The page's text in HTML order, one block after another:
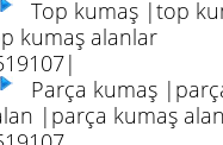
Top kumaş |top
kumaş alanlar
Parça kumaş
|parça kumaş